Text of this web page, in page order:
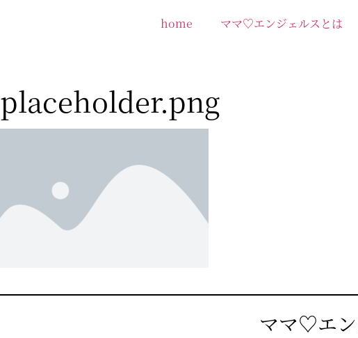
home ママ♡エンジェルスとは
placeholder.png
ママ♡エン